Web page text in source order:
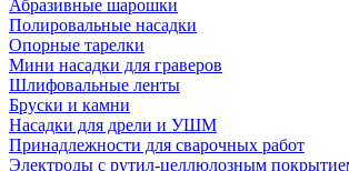
Абразивные шарошки
Полировальные насадки
Опорные тарелки
Мини насадки для граверов
Шлифовальные ленты
Бруски и камни
Насадки для дрели и УШМ
Принадлежности для сварочных работ
Электроды с рутил-целлюлозным